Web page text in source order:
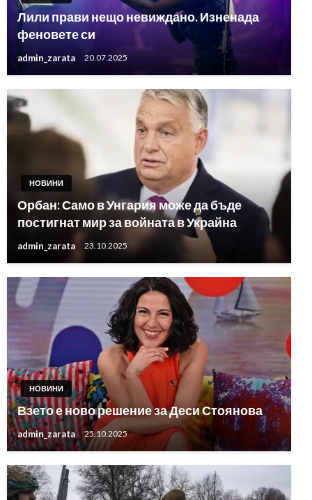
Лили прави нещо невиждано. Изненада
феновете си
admin_zarata 20.07.2025
НОВИНИ
Орбан: Само в Унгария може да бъде
постигнат мир за войната в Украйна
admin_zarata 23.10.2025
НОВИНИ
Взето е ново решение за Деси Стоянова
admin_zarata 25.10.2025